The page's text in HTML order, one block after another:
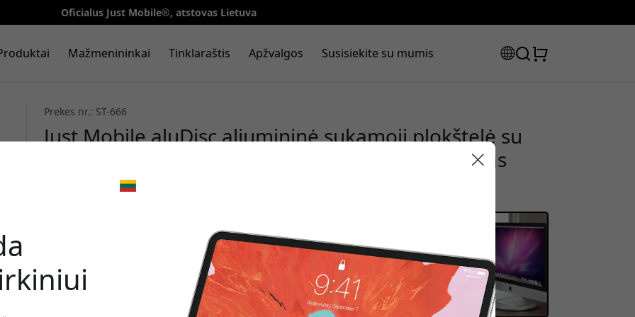
Oficialus Just Mobile®, atstovas Lietuva
Mažmenininkai Tinklaraštis Apžvalgos Susisiekite su mumis
Prekės nr.: ST-666
Just Mobile aluDisc aliumininė sukamoji plokštelė su
360 laipsnių pasukimu iMac, monitoriams ir viskas
viename kompiuteriams - Sidabrinis
Norėdami gauti 15% nuolaidą, naudokite šį kodą